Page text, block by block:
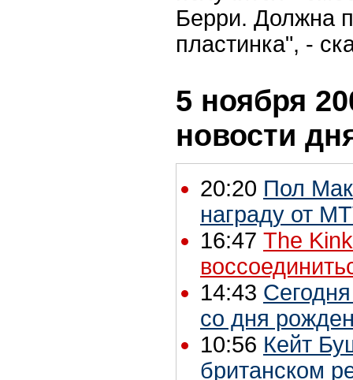
Берри. Должна
пластинка", -
5 ноября
новости
20:20 Пол
награду от
16:47 The
14:43
со дня
10:56 Кейт
британском